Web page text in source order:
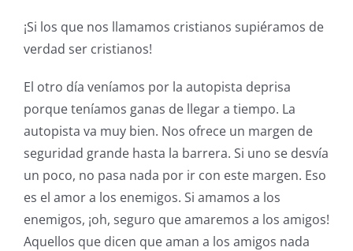
¡Si los que nos llamamos cristianos supiéramos de
verdad ser cristianos!
El otro día veníamos por la autopista deprisa
porque teníamos ganas de llegar a tiempo. La
autopista va muy bien. Nos ofrece un margen de
seguridad grande hasta la barrera. Si uno se desvía
un poco, no pasa nada por ir con este margen. Eso
es el amor a los enemigos. Si amamos a los
enemigos, ¡oh, seguro que amaremos a los amigos!
Aquellos que dicen que aman a los amigos nada